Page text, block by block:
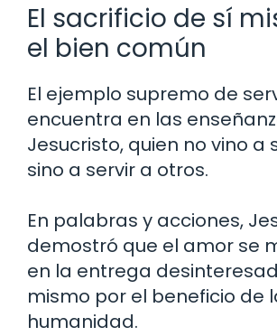
El sacrificio de sí
el bien común
El ejemplo supremo de
encuentra en las
Jesucristo, quien no vino a
sino a servir a otros.
En palabras y acciones,
demostró que el amor se
en la entrega
mismo por el beneficio de
humanidad.